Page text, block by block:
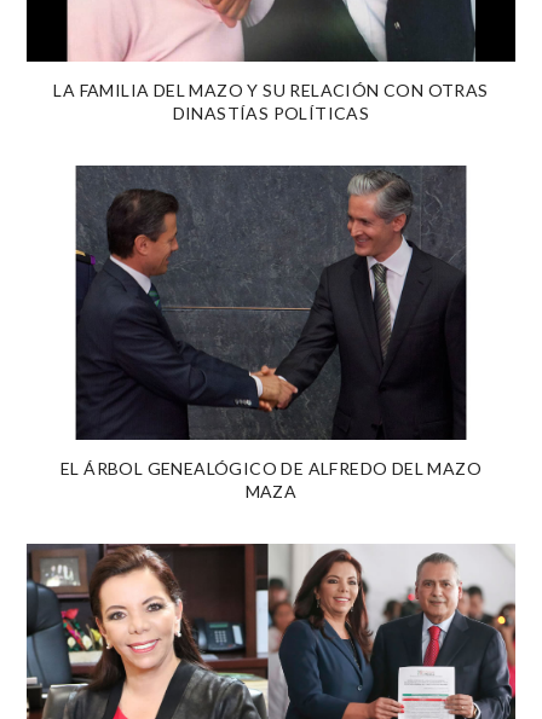
LA FAMILIA DEL MAZO Y SU RELACIÓN CON OTRAS
DINASTÍAS POLÍTICAS
EL ÁRBOL GENEALÓGICO DE ALFREDO DEL MAZO
MAZA